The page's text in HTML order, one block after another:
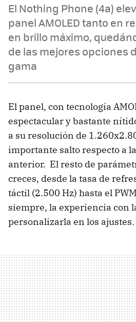
El Nothing Phone (4a)
panel AMOLED tanto en
en brillo máximo,
de las mejores opciones
gama
El panel, con tecnología
espectacular y bastante
a su resolución de
importante salto respecto a
anterior. El resto de
creces, desde la tasa de
táctil (2.500 Hz) hasta el
siempre, la experiencia con
personalizarla en los ajustes.